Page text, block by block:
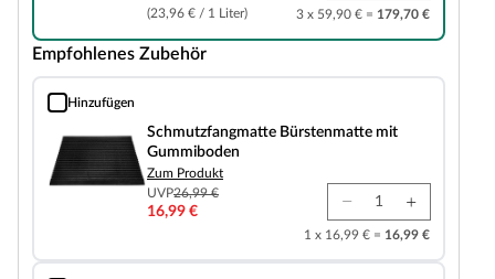
(23,96 € / 1 Liter) 3 x 59,90 € = 179,70 €
Empfohlenes Zubehör
Hinzufügen
Schmutzfangmatte Bürstenmatte mit Gummiboden
Schmutzfangmatte Bürstenmatte mit
Gummiboden
Zum Produkt
UVP26,99 €
16,99 €
1 x 16,99 € = 16,99 €